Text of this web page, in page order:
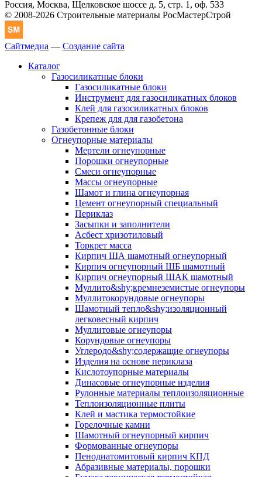
Россия, Москва, Щелковское шоссе д. 5, стр. 1, оф. 533
© 2008-2026 Строительные материалы РосМастерСтрой
Сайтмедиа — Создание сайта
Каталог
Газосиликатные блоки
Газосиликатные блоки
Инструмент для газосиликатных блоков
Клей для газосиликатных блоков
Крепеж для для газобетона
Газобетонные блоки
Огнеупорные материалы
Мертели огнеупорные
Порошки огнеупорные
Смеси огнеупорные
Массы огнеупорные
Шамот и глина огнеупорная
Цемент огнеупорный специальный
Периклаз
Засыпки и заполнители
Асбест хризотиловый
Торкрет масса
Кирпич ША шамотный огнеупорный
Кирпич огнеупорный ШБ шамотный
Кирпич огнеупорный ШАК шамотный
Муллито&shy;­кремнеземистые огнеупоры
Муллито­корундовые огнеупоры
Шамотный тепло&shy;изоляционный
легковесный кирпич
Муллитовые огнеупоры
Корундовые огнеупоры
Углеродо&shy;содержащие огнеупоры
Изделия на основе периклаза
Кислотоупорные материалы
Динасовые огнеупорные изделия
Рулонные материалы теплоизоляционные
Тепло­изоляционные плиты
Клей и мастика термостойкие
Горелочные камни
Шамотный огнеупорный кирпич
Формованные огнеупоры
Пенодиатомитовый кирпич КПД
Абразивные материалы, порошки